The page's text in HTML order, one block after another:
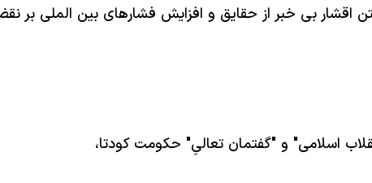
اقشار بى خبر از حقايق و افزايش فشارهاى بين الملى